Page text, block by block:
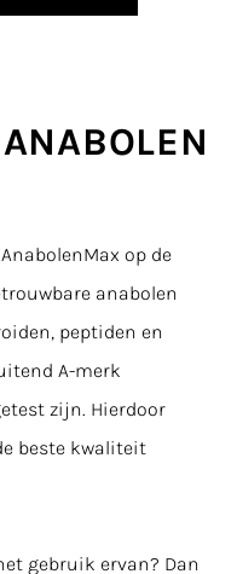
op de
anabolen
peptiden en
A-merk
zijn. Hierdoor
beste kwaliteit
gebruik ervan? Dan